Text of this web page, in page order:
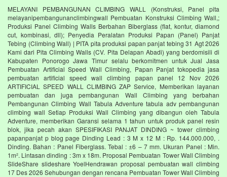
MELAYANI PEMBANGUNAN CLIMBING WALL (Konstruksi, Panel pita
melayanipembangunanclimbingwall Pembuatan Konstruksi Climbing Wall,;
Produksi Panel Climbing Walls Berbahan Biberglass (flat, kontur, diamond
cut, kombinasi, dll); Penyedia Peralatan Produksi Papan (Panel) Panjat
Tebing (Climbing Wall) | PITA pita produksi papan panjat tebing 31 Agt 2026
Kami dari Pita Climbing Walls (CV. Pita Delapan Abadi) yang berdomisili di
Kabupaten Ponorogo Jawa Timur selalu berkomitmen untuk Jual Jasa
Pembuatan Artificial Speed Wall Climbing, Papan Panjat tokopedia jasa
pembuatan artificial speed wall climbing papan panel 12 Nov 2026
ARTIFICIAL SPEED WALL CLIMBING ZAP Service, Memberikan layanan
pembuatan dan juga pembangunan Wall Climbing yang berbahan
Pembangunan Climbing Wall Tabula Adventure tabula adv pembangunan
climbing wall Setiap Produksi Wall Climbing yang dibangun oleh Tabula
Adventure, memberikan Garansi selama 1 tahun untuk produk panel resin
blok, jika pecah akan SPESIFIKASI PANJAT DINDING ~ tower climbing
papanpanjat p blog page Dinding Lead : 3 M x 12 M : Rp. 144.000.000, .
Dinding. Bahan : Panel Fiberglass. Tebal : ±6 – 7 mm. Ukuran Panel : Min.
1m². Lintasan dinding : 3m x 18m. Proposal Pembuatan Tower Wall Climbing
SlideShare slideshare YoelHendrawan proposal pembuatan wall climbing
17 Des 2026 Sehubungan dengan rencana Pembuatan Tower Wall Climbing